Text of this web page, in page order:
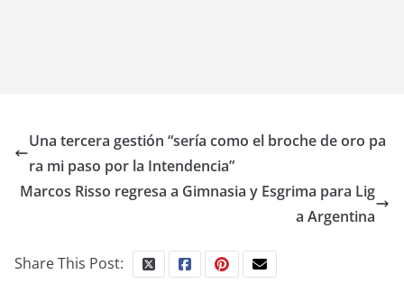
Una tercera gestión “sería como el broche de oro pa
ra mi paso por la Intendencia”
Marcos Risso regresa a Gimnasia y Esgrima para Lig
a Argentina
Share This Post: